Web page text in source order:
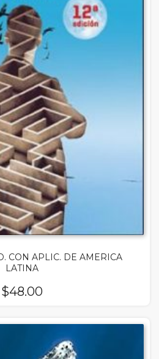
CON APLIC. DE AMERICA
LATINA
$48.00